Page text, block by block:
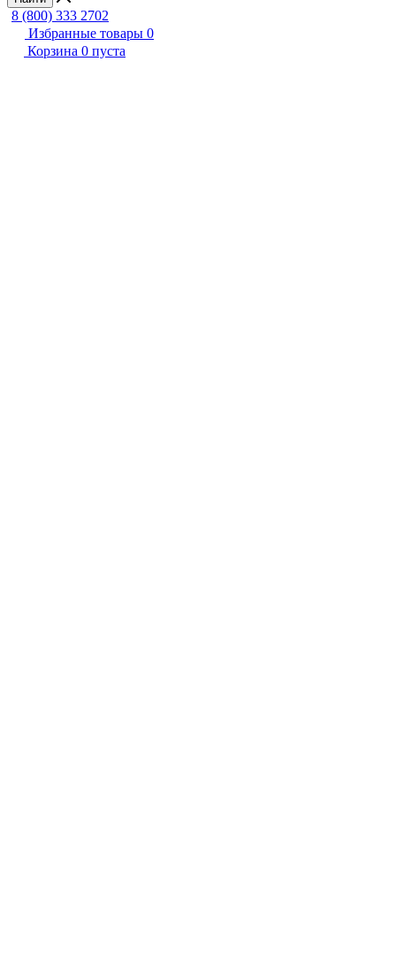
8 (800) 333 2702
Избранные товары 0
Корзина 0 пуста